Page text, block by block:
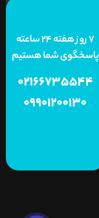
7 روز هفته 24 ساعته
پاسخگوی شما هستیم
02166735544
09901200130